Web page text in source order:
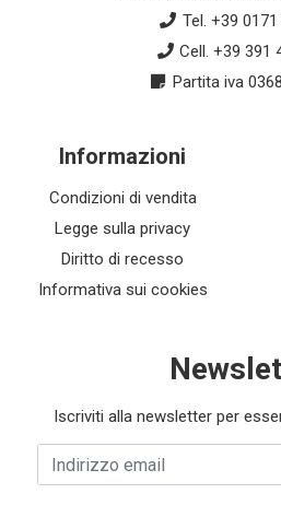
Tel. +39
Cell. +39 391
Partita iva
Informazioni
Condizioni di vendita
Legge sulla privacy
Diritto di recesso
Informativa sui cookies
Iscriviti alla newsletter per
Indirizzo email